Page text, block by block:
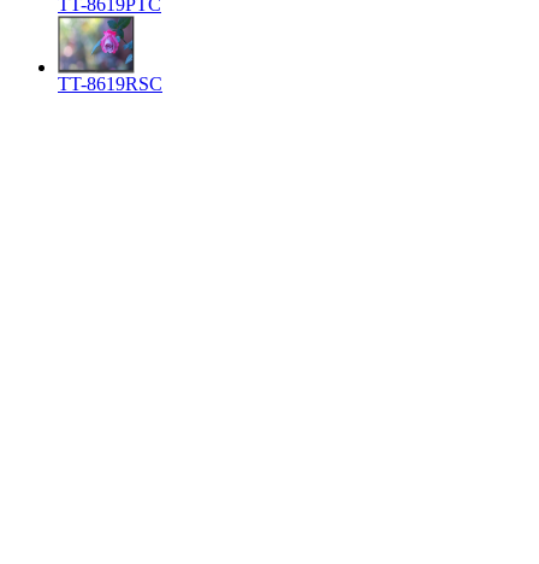
TT-8619PTC
TT-8619RSC